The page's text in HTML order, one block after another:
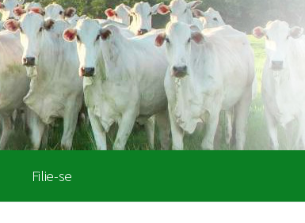
Filie-se